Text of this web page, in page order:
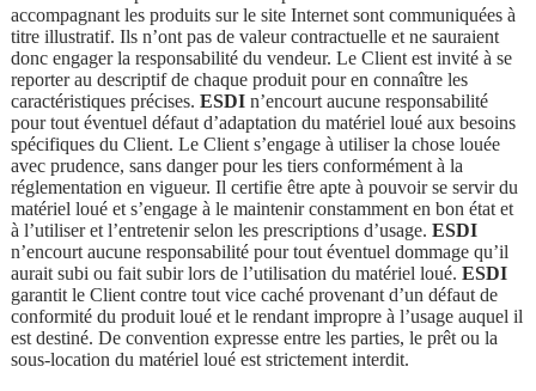
accompagnant les produits sur le site Internet sont communiquées à
titre illustratif. Ils n’ont pas de valeur contractuelle et ne sauraient
donc engager la responsabilité du vendeur. Le Client est invité à se
reporter au descriptif de chaque produit pour en connaître les
caractéristiques précises. ESDIn’encourt aucune responsabilité
pour tout éventuel défaut d’adaptation du matériel loué aux besoins
spécifiques du Client. Le Client s’engage à utiliser la chose louée
avec prudence, sans danger pour les tiers conformément à la
réglementation en vigueur. Il certifie être apte à pouvoir se servir du
matériel loué et s’engage à le maintenir constamment en bon état et
à l’utiliser et l’entretenir selon les prescriptions d’usage. ESDI
n’encourt aucune responsabilité pour tout éventuel dommage qu’il
aurait subi ou fait subir lors de l’utilisation du matériel loué. ESDI
garantit le Client contre tout vice caché provenant d’un défaut de
conformité du produit loué et le rendant impropre à l’usage auquel il
est destiné. De convention expresse entre les parties, le prêt ou la
sous-location du matériel loué est strictement interdit.